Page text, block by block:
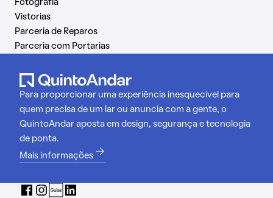
Fotografia
Vistorias
Parceria de Reparos
Parceria com Portarias
Para proporcionar uma experiência inesquecível para
quem precisa de um lar ou anuncia com a gente, o
QuintoAndar aposta em design, segurança e tecnologia
de ponta.
Mais informações